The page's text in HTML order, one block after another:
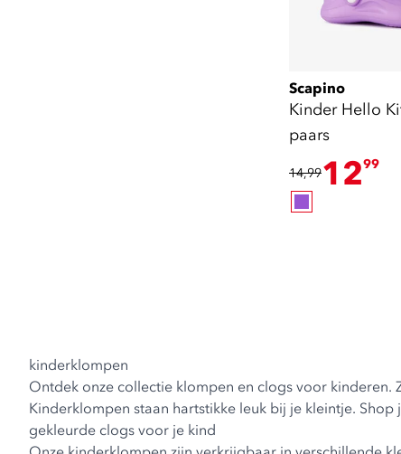
Scapino
Kinder Hello
paars
14,991299
kinderklompen
Ontdek onze collectie klompen en clogs voor kinderen.
Kinderklompen staan hartstikke leuk bij je kleintje.
gekleurde clogs voor je kind